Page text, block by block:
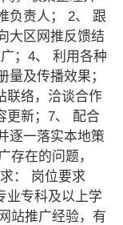
负责人； 2、 跟
大区网推反馈结
；4、 利用各种
及传播效果；
联络，洽谈合作
更新；7、 配合
逐一落实本地策
存在的问题，
： 岗位要求
业专科及以上学
站推广经验，有